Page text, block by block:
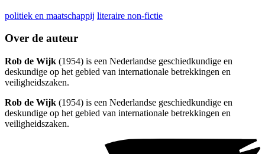
politiek en maatschappij literaire non-fictie
Over de auteur
Rob de Wijk (1954) is een Nederlandse geschiedkundige en
deskundige op het gebied van internationale betrekkingen en
veiligheidszaken.
Rob de Wijk (1954) is een Nederlandse geschiedkundige en
deskundige op het gebied van internationale betrekkingen en
veiligheidszaken.